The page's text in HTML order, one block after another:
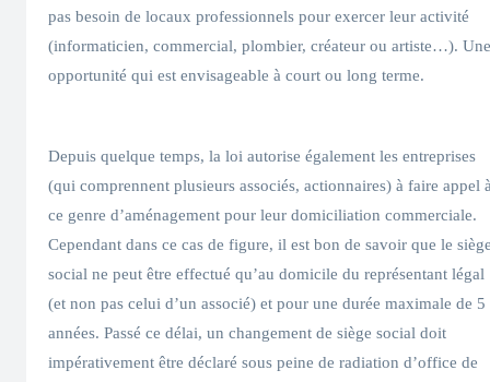
pas besoin de locaux professionnels pour exercer leur activité
(informaticien, commercial, plombier, créateur ou artiste…). Une
opportunité qui est envisageable à court ou long terme.
Depuis quelque temps, la loi autorise également les entreprises
(qui comprennent plusieurs associés, actionnaires) à faire appel
ce genre d’aménagement pour leur domiciliation commerciale.
Cependant dans ce cas de figure, il est bon de savoir que le
social ne peut être effectué qu’au domicile du représentant légal
(et non pas celui d’un associé) et pour une durée maximale de 5
années. Passé ce délai, un changement de siège social doit
impérativement être déclaré sous peine de radiation d’office de